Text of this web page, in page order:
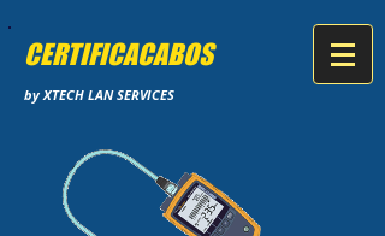
by XTECH LAN SERVICES
CERTIFICACABOS